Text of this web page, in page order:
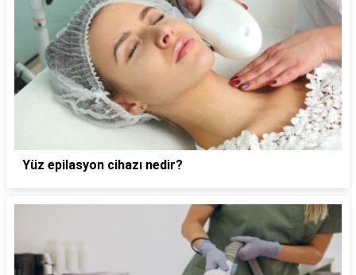
Yüz epilasyon cihazı nedir?